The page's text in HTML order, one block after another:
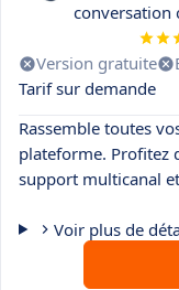
conversation
Version gratuite
Tarif sur demande
Rassemble toutes
plateforme. Profitez
support multicanal
Voir plus de